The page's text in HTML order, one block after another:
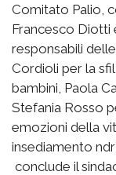
Comitato Palio,
Francesco Diotti
responsabili
Cordioli per la
bambini, Paola
Stefania Rosso
emozioni della
insediamento
conclude il